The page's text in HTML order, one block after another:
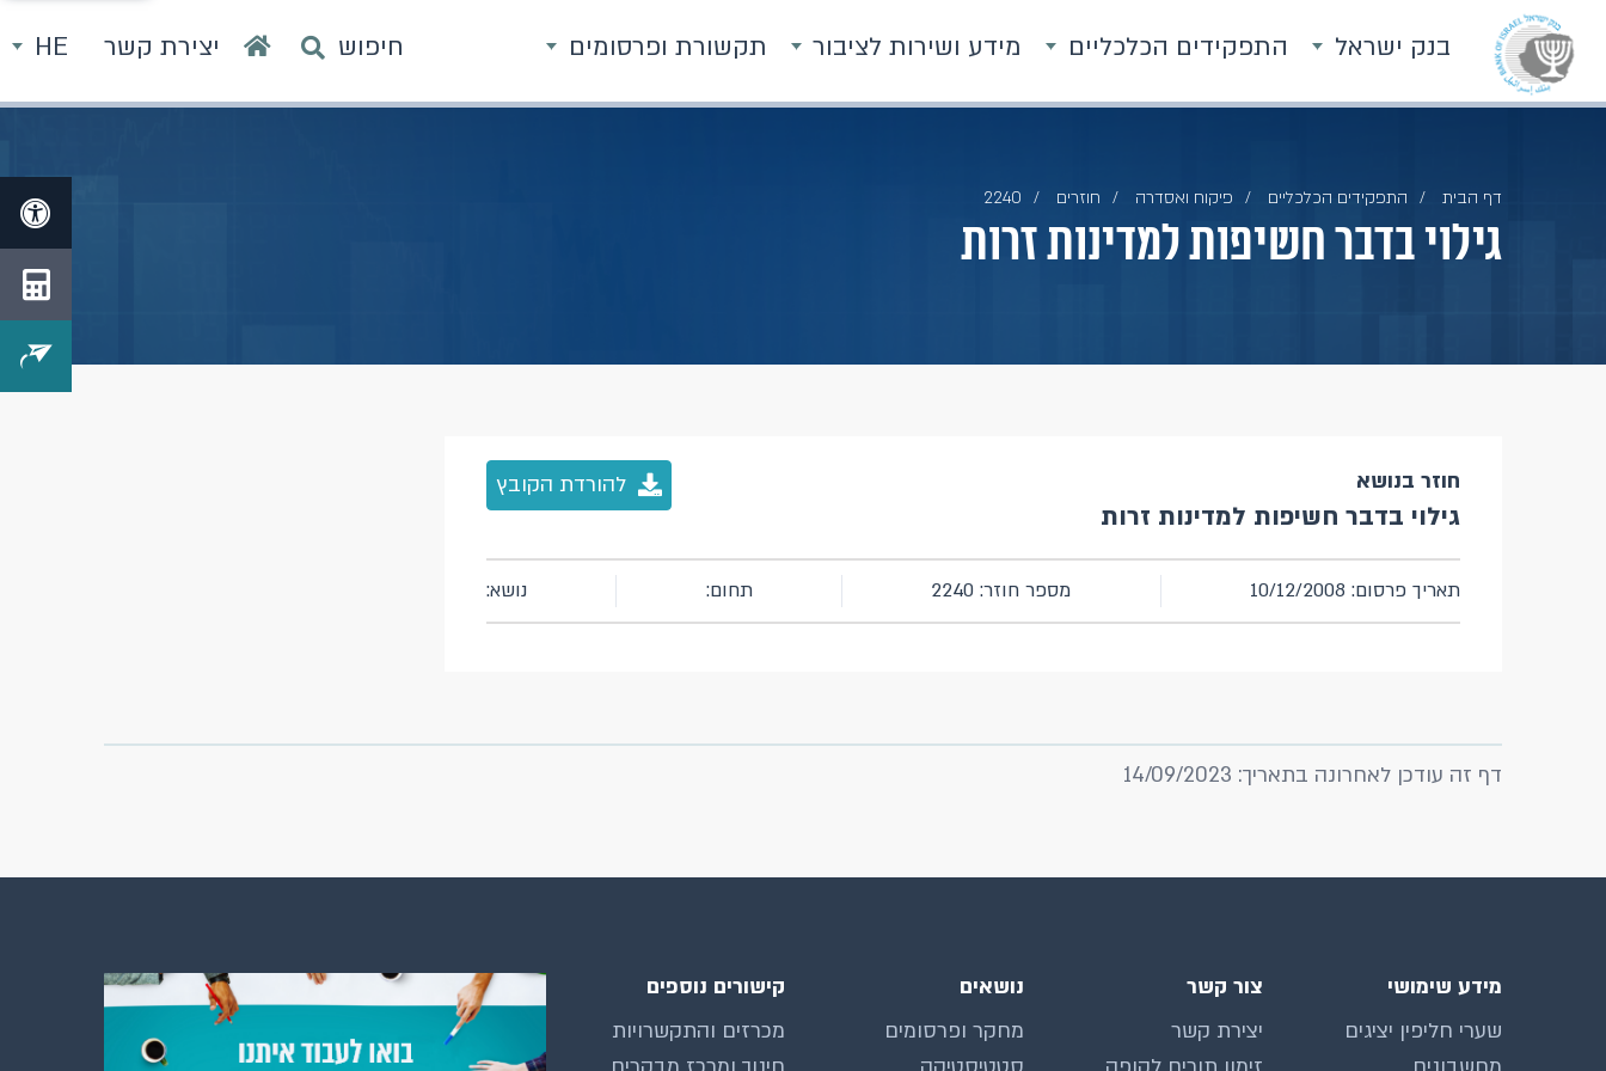
בנק ישראל התפקידים הכלכליים מידע ושירות לציבור תקשורת ופרסומים חיפוש יצירת קשר HE
דף הבית התפקידים הכלכליים פיקוח ואסדרה חוזרים 2240
גילוי בדבר חשיפות למדינות זרות
חוזר בנושא
גילוי בדבר חשיפות למדינות זרות
להורדת הקובץ
תאריך פרסום: 10/12/2008 מספר חוזר: 2240 תחום: נושא:
דף זה עודכן לאחרונה בתאריך: 14/09/2023
מידע שימושי
שערי חליפין יציגים
צור קשר
יצירת קשר
נושאים
מחקר ופרסומים
קישורים נוספים
מכרזים והתקשרויות